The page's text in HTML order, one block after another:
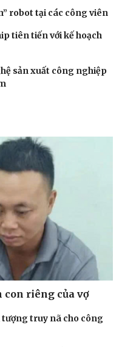
robot tại các công viên
tiên tiến với kế hoạch
sản xuất công nghiệp
con riêng của vợ
tượng truy nã cho công